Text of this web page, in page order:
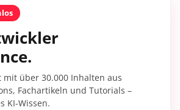
mit über 30.000 Inhalten aus
Fachartikeln und Tutorials –
KI-Wissen.